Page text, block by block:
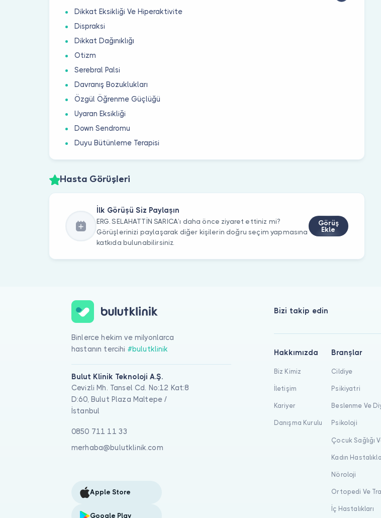
Dikkat Eksikliği Ve Hiperaktivite
Dispraksi
Dikkat Dağınıklığı
Otizm
Serebral Palsi
Davranış Bozuklukları
Özgül Öğrenme Güçlüğü
Uyaran Eksikliği
Down Sendromu
Duyu Bütünleme Terapisi
Hasta Görüşleri
İlk Görüşü Siz Paylaşın
ERG. SELAHATTİN SARICA’ı daha önce ziyaret ettiniz mi?
Görüşlerinizi paylaşarak diğer kişilerin doğru seçim yapmasına
katkıda bulunabilirsiniz.
Görüş
Ekle
Binlerce hekim ve milyonlarca
hastanın tercihi #bulutklinik
Bulut Klinik Teknoloji A.Ş.
Cevizli Mh. Tansel Cd. No:12 Kat:8
D:60, Bulut Plaza Maltepe /
İstanbul
0850 711 11 33
merhaba@bulutklinik.com
Apple Store
Google Play
Bizi takip edin
Hakkımızda
Biz Kimiz
İletişim
Kariyer
Danışma Kurulu
Branşlar
Cildiye
Psikiyatri
Beslenme Ve
Psikoloji
Çocuk Sağlığı
Kadın
Nöroloji
Ortopedi Ve
İç Hastalıkları